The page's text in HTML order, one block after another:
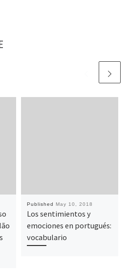
Published May 10, 2018
Los sentimientos y
emociones en portugués:
vocabulario